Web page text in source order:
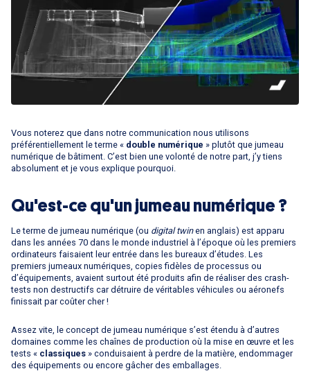
Vous noterez que dans notre communication nous utilisons
préférentiellement le terme « double numérique » plutôt que jumeau
numérique de bâtiment. C’est bien une volonté de notre part, j’y tiens
absolument et je vous explique pourquoi.
Qu'est-ce qu'un jumeau numérique ?
Le terme de jumeau numérique (ou digital twinen anglais) est apparu
dans les années 70 dans le monde industriel à l’époque où les premiers
ordinateurs faisaient leur entrée dans les bureaux d’études. Les
premiers jumeaux numériques, copies fidèles de processus ou
d’équipements, avaient surtout été produits afin de réaliser des crash-
tests non destructifs car détruire de véritables véhicules ou aéronefs
finissait par coûter cher !
Assez vite, le concept de jumeau numérique s’est étendu à d’autres
domaines comme les chaînes de production où la mise en œuvre et les
tests « classiques » conduisaient à perdre de la matière, endommager
des équipements ou encore gâcher des emballages.